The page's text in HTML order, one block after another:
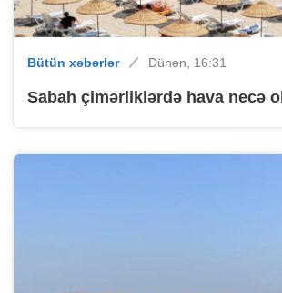
Bütün xəbərlər Dünən, 16:31
Sabah çimərliklərdə hava necə